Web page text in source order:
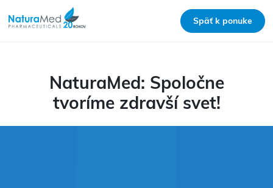
Späť k ponuke
NaturaMed: Spoločne
tvoríme zdravší svet!